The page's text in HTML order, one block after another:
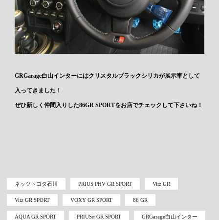
GRGarage白山インターにはクリスタルブラックシリカが展示車として
入ってきました！
ぜひ新しく仲間入りした86GR SPORTをお店でチェックして下さいね！
ネッツトヨタ石川 PRIUS PHV GR SPORT Vitz GR
Vitz GR SPORT VOXY GR SPORT 86 GR
AQUA GR SPORT PRIUSα GR SPORT GRGarage白山インター